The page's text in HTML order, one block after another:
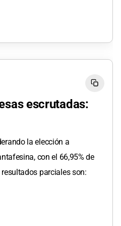
escrutadas:
la elección a
con el 66,95% de
parciales son: